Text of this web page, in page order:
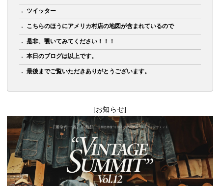
ツイッター
こちらのほうにアメリカ村店の地図が含まれているので
是非、覗いてみてください！！！
本日のブログは以上です。
最後までご覧いただきありがとうございます。
[お知らせ]